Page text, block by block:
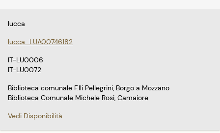
lucca
lucca_LUA00746182
IT-LU0006
IT-LU0072
Biblioteca comunale F.lli Pellegrini, Borgo a Mozzano
Biblioteca Comunale Michele Rosi, Camaiore
Vedi Disponibilità